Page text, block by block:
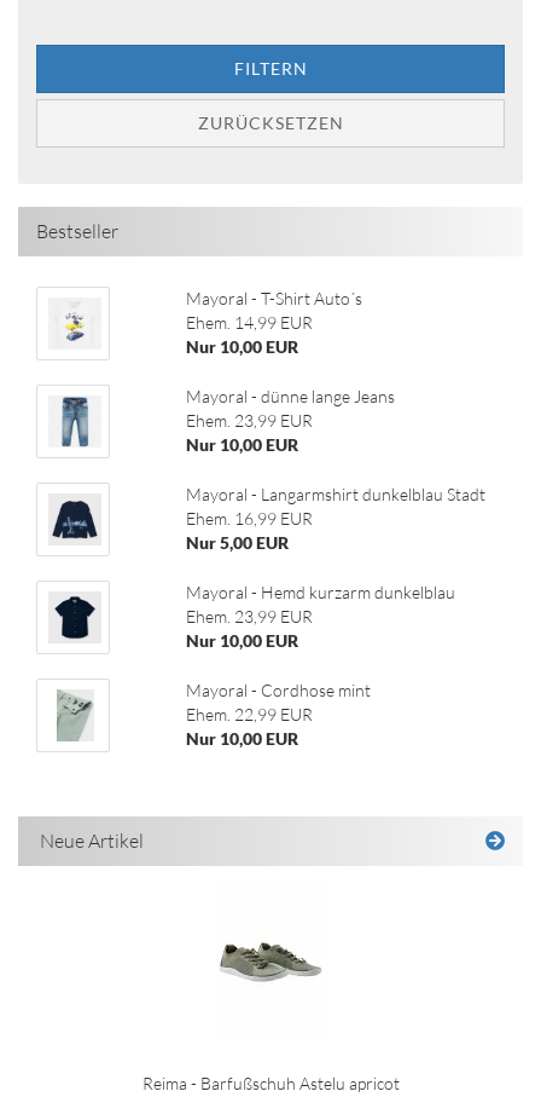
FILTERN
ZURÜCKSETZEN
Bestseller
Mayoral - T-Shirt Auto´s
Ehem. 14,99 EUR
Nur 10,00 EUR
Mayoral - dünne lange Jeans
Ehem. 23,99 EUR
Nur 10,00 EUR
Mayoral - Langarmshirt dunkelblau Stadt
Ehem. 16,99 EUR
Nur 5,00 EUR
Mayoral - Hemd kurzarm dunkelblau
Ehem. 23,99 EUR
Nur 10,00 EUR
Mayoral - Cordhose mint
Ehem. 22,99 EUR
Nur 10,00 EUR
Neue Artikel
Reima - Barfußschuh Astelu apricot